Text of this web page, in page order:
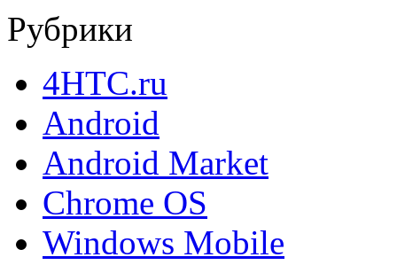
Рубрики
4HTC.ru
Android
Android Market
Chrome OS
Windows Mobile